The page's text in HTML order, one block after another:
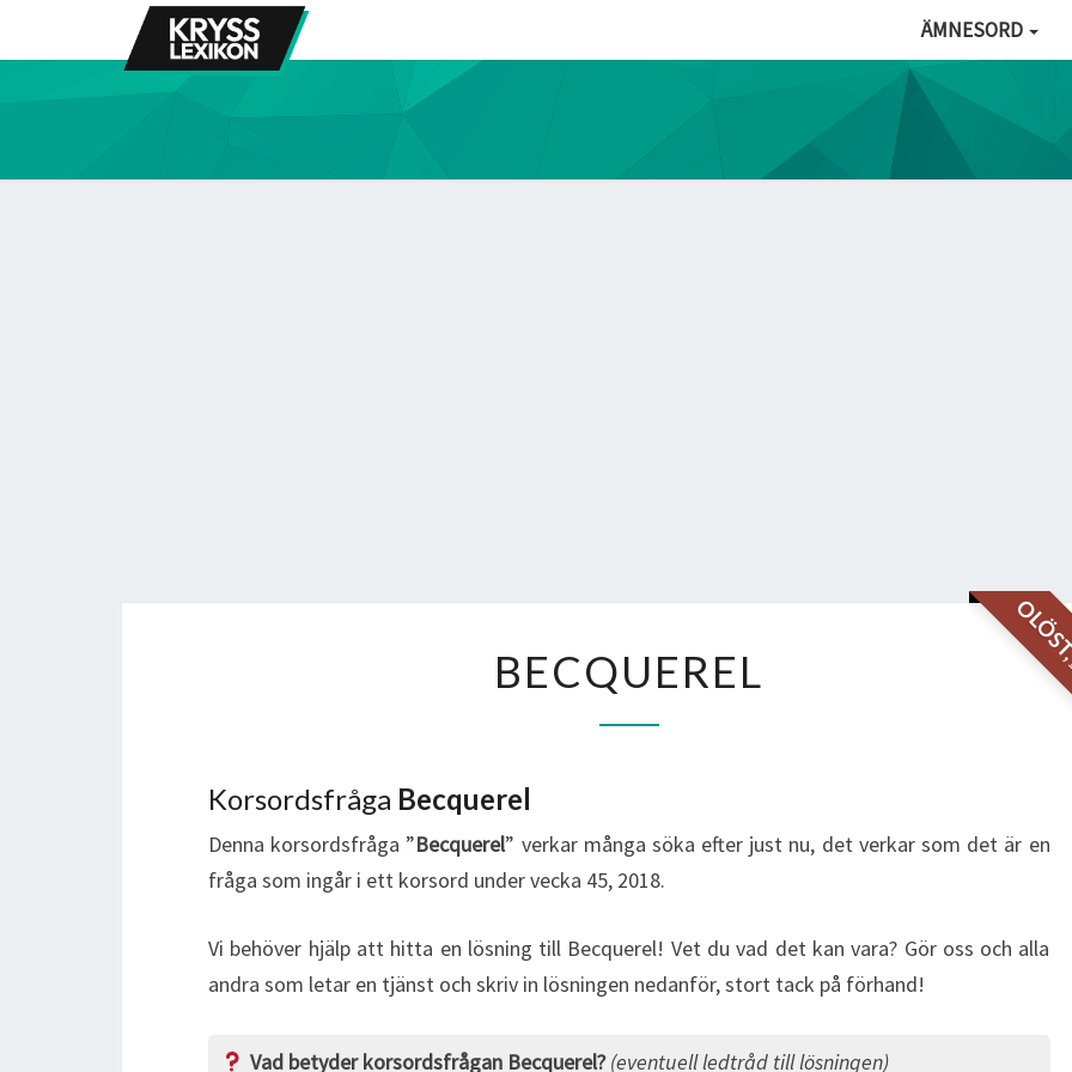
ÄMNESORD
BECQUEREL
Korsordsfråga Becquerel
Denna korsordsfråga ”Becquerel” verkar många söka efter just nu, det verkar som det är en
fråga som ingår i ett korsord under vecka 45, 2018.
Vi behöver hjälp att hitta en lösning till Becquerel! Vet du vad det kan vara? Gör oss och alla
andra som letar en tjänst och skriv in lösningen nedanför, stort tack på förhand!
Vad betyder korsordsfrågan Becquerel? (eventuell ledtråd till lösningen)